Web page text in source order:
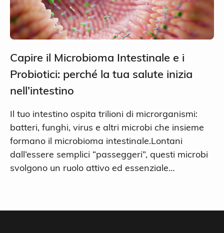
Capire il Microbioma Intestinale e i
Probiotici: perché la tua salute inizia
nell’intestino
Il tuo intestino ospita trilioni di microrganismi:
batteri, funghi, virus e altri microbi che insieme
formano il microbioma intestinale.Lontani
dall’essere semplici “passeggeri”, questi microbi
svolgono un ruolo attivo ed essenziale…